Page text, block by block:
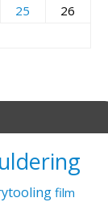
25
26
film